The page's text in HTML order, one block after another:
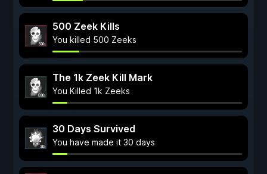
500 Zeek Kills
You killed 500 Zeeks
The 1k Zeek Kill Mark
You Killed 1k Zeeks
30 Days Survived
You have made it 30 days